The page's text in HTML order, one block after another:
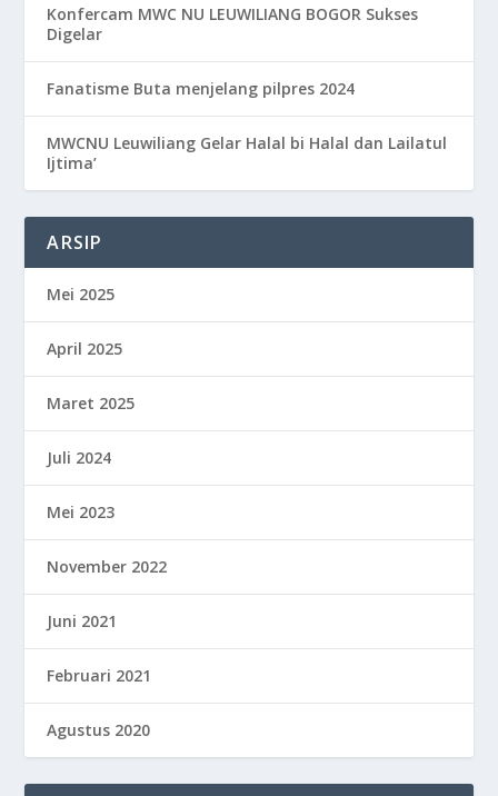
Konfercam MWC NU LEUWILIANG BOGOR Sukses
Digelar
Fanatisme Buta menjelang pilpres 2024
MWCNU Leuwiliang Gelar Halal bi Halal dan Lailatul
Ijtima’
ARSIP
Mei 2025
April 2025
Maret 2025
Juli 2024
Mei 2023
November 2022
Juni 2021
Februari 2021
Agustus 2020